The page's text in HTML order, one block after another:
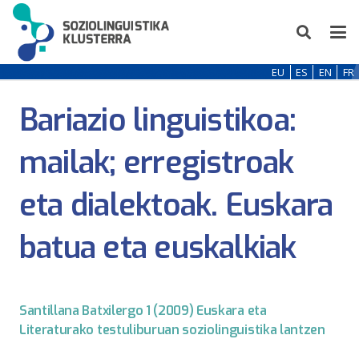
EU ES EN FR
Bariazio linguistikoa:
mailak; erregistroak
eta dialektoak. Euskara
batua eta euskalkiak
Santillana Batxilergo 1 (2009) Euskara eta
Literaturako testuliburuan soziolinguistika lantzen